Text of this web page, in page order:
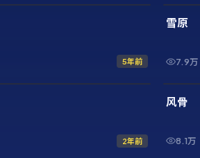
5年前
最新
雪原
7.9万
2年前
最新
风骨
8.1万